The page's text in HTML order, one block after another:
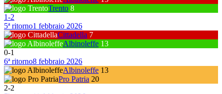
Trento 8
1-2
5ª ritorno1 febbraio 2026
Cittadella 7
Albinoleffe 13
0-1
6ª ritorno8 febbraio 2026
Albinoleffe 13
Pro Patria 20
2-2